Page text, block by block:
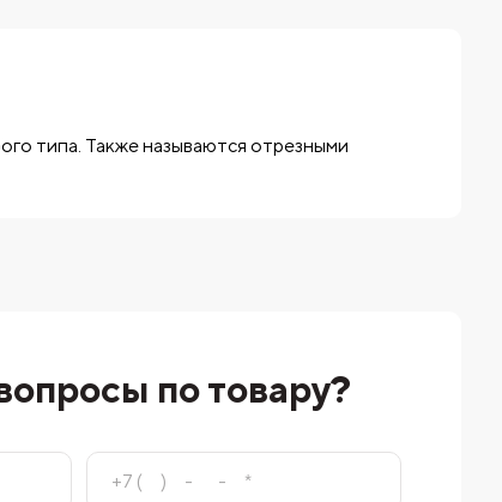
типа. Также называются отрезными
по товару?